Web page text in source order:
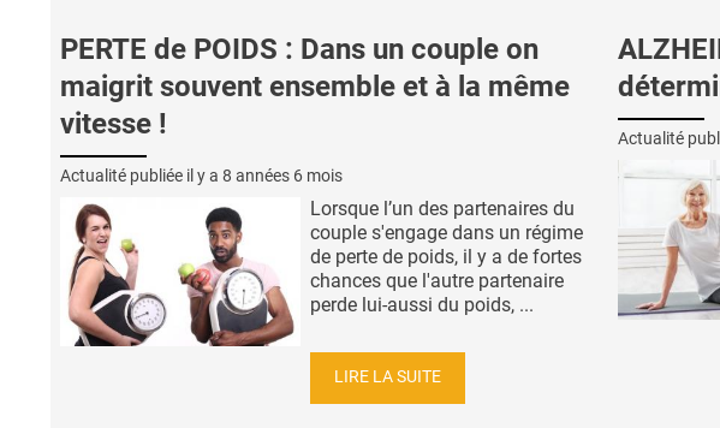
PERTE de POIDS : Dans un couple on
maigrit souvent ensemble et à la même
vitesse !
Actualité publiée il y a 8 années 6 mois
Lorsque l’un des partenaires du
couple s'engage dans un régime
de perte de poids, il y a de fortes
chances que l'autre partenaire
perde lui-aussi du poids, ...
LIRE LA SUITE
Actualité